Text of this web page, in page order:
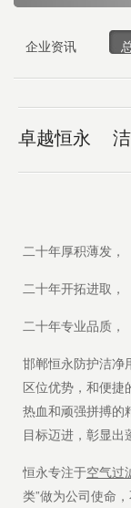
企业资讯
卓越恒永 洁
二十年厚积薄发，
二十年开拓进取，
二十年专业品质，
邯郸恒永防护洁净
区位优势，和便捷
热血和顽强拼搏的
目标迈进，彰显出
恒永专注于空气过
类”做为公司使命